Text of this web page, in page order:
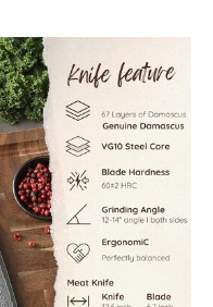
apporte
qualité dans
cuisine. Idéal
occasions
les anniversaires,
ou Noël.